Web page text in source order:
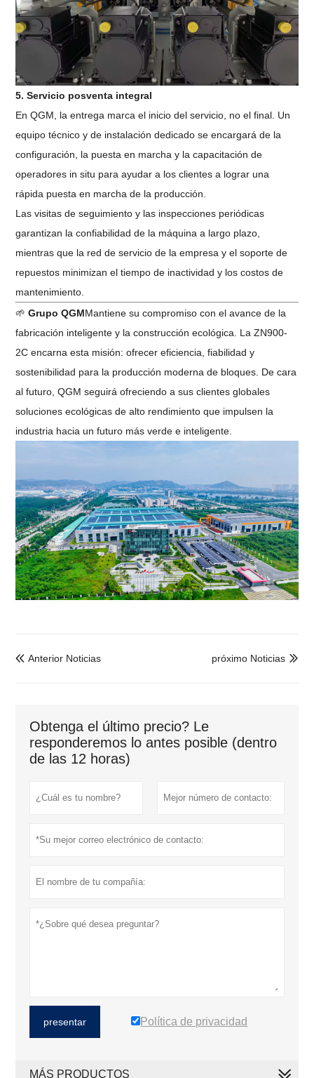
5. Servicio posventa integral
En QGM, la entrega marca el inicio del servicio, no el final. Un
equipo técnico y de instalación dedicado se encargará de la
configuración, la puesta en marcha y la capacitación de
operadores in situ para ayudar a los clientes a lograr una
rápida puesta en marcha de la producción.
Las visitas de seguimiento y las inspecciones periódicas
garantizan la confiabilidad de la máquina a largo plazo,
mientras que la red de servicio de la empresa y el soporte de
repuestos minimizan el tiempo de inactividad y los costos de
mantenimiento.
🌱 Grupo QGMMantiene su compromiso con el avance de la
fabricación inteligente y la construcción ecológica. La ZN900-
2C encarna esta misión: ofrecer eficiencia, fiabilidad y
sostenibilidad para la producción moderna de bloques. De cara
al futuro, QGM seguirá ofreciendo a sus clientes globales
soluciones ecológicas de alto rendimiento que impulsen la
industria hacia un futuro más verde e inteligente.
 Anterior Noticias 
próximo Noticias
Obtenga el último precio? Le
responderemos lo antes posible (dentro
de las 12 horas)
presentar Política de privacidad
MÁS PRODUCTOS